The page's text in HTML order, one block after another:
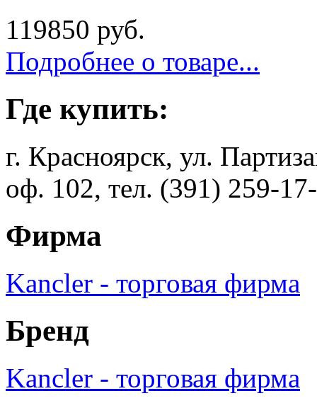
119850 руб.
Подробнее о товаре...
Где купить:
г. Красноярск, ул.
оф. 102, тел. (391) 259-
Фирма
Kancler - торговая фирма
Бренд
Kancler - торговая фирма